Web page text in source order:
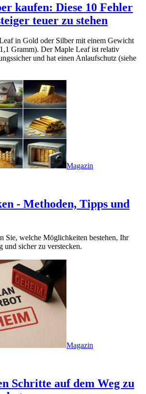
kaufen: Diese 10 Fehler
teuer zu stehen
in Gold oder Silber mit einem Gewicht
Gramm). Der Maple Leaf ist relativ
und hat einen Anlaufschutz (siehe
Magazin
- Methoden, Tipps und
Sie, welche Möglichkeiten bestehen, Ihr
sicher zu verstecken.
Magazin
Schritte auf dem Weg zu